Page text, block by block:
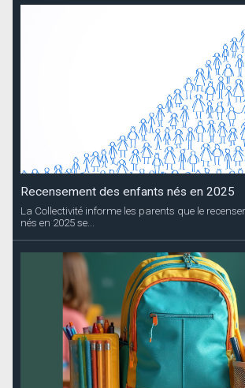
Recensement des enfants nés en 2025
La Collectivité informe les parents que le
nés en 2025 se...